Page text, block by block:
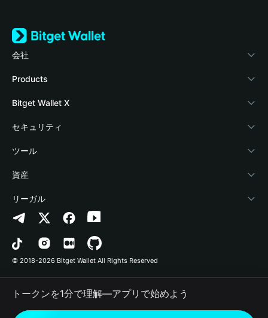
会社
Bitget Walletについて
ブログ
アカデミー
暗号資産ニュース
Help Center
お問い合わせ
ブランドリソース
キャリア
Products
Crypto Card
Stablecoin Earn
Payfi Crypto
Crypto Swap API
Altcoin Season Index
Prediction Markets
DApp
RWA
Bitget Wallet X
デベロッパー
ウォレットを接続
Bitget Wallet Pay
プロジェクトを掲載
セキュリティ
保護基金
セキュリティ技術
ツール
暗号資産を購入
認証検出
コントラクト検出
一括送金
資産
Arbitrum
Avalanche
Bitcoin
Polygon
リーガル
プライバシーポリシー
利用規約
© 2018-2026 Bitget Wallet All Rights Reserved
トークンを1分で理解―アプリで始めよう